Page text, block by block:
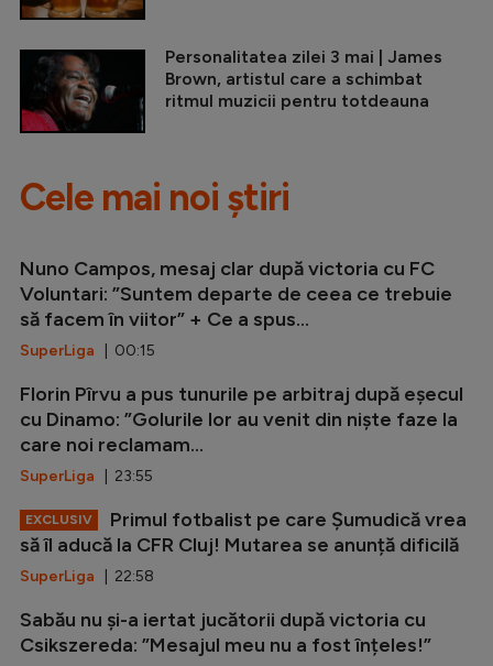
Personalitatea zilei 3 mai | James
Brown, artistul care a schimbat
ritmul muzicii pentru totdeauna
Cele mai noi știri
Nuno Campos, mesaj clar după victoria cu FC
Voluntari: ”Suntem departe de ceea ce trebuie
să facem în viitor” + Ce a spus...
SuperLiga | 00:15
Florin Pîrvu a pus tunurile pe arbitraj după eșecul
cu Dinamo: ”Golurile lor au venit din niște faze la
care noi reclamam...
SuperLiga | 23:55
EXCLUSIV
Primul fotbalist pe care Șumudică vrea
să îl aducă la CFR Cluj! Mutarea se anunță dificilă
SuperLiga | 22:58
Sabău nu și-a iertat jucătorii după victoria cu
Csikszereda: ”Mesajul meu nu a fost înțeles!”